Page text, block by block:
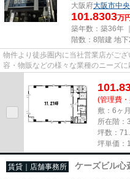
大阪府大阪市中
101.8303万
築年数：築36年
階数：8階建 地
物件より徒歩圏内に当社営業店がご
容・物販などの様々な業種のニーズ
尚、弊社ではおとり広告は一切...
(管理費
敷：6ヶ
所在階：
坪数：
坪単価：
賃貸｜店舗事務所 ケーズビル心